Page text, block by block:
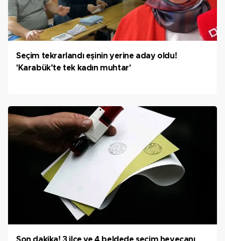
Seçim tekrarlandı eşinin yerine aday oldu!
'Karabük’te tek kadın muhtar'
Son dakika! 3 ilçe ve 4 beldede seçim heyecanı